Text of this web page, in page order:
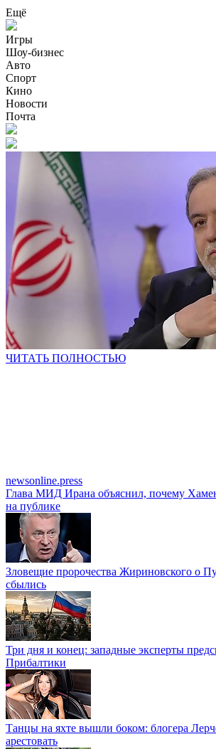
Ещё
Игры
Шоу-бизнес
Авто
Спорт
Кино
Новости
Почта
ЧИТАТЬ ПОЛНОСТЬЮ
newsonline.press
Глава МИД Ирана объяснил, почему
на публике
Зловещие пророчества Жириновского о
сбылись
Три дня и конец: западные эксперты
Прибалтики
Танцы на яхте вышли боком: блогера
арестовать